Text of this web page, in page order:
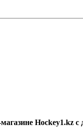
Hockey1.kz с